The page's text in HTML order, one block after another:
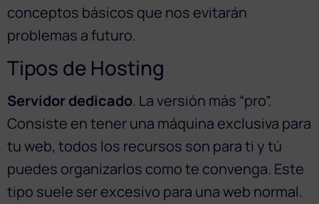
conceptos básicos que nos evitarán
problemas a futuro.
Tipos de Hosting
Servidor dedicado. La versión más “pro”.
Consiste en tener una máquina exclusiva para
tu web, todos los recursos son para ti y tú
puedes organizarlos como te convenga. Este
tipo suele ser excesivo para una web normal.